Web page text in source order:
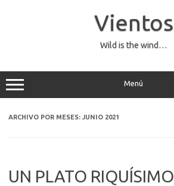
Vientos
Wild is the wind…
Menú
ARCHIVO POR MESES: JUNIO 2021
UN PLATO RIQUÍSIMO